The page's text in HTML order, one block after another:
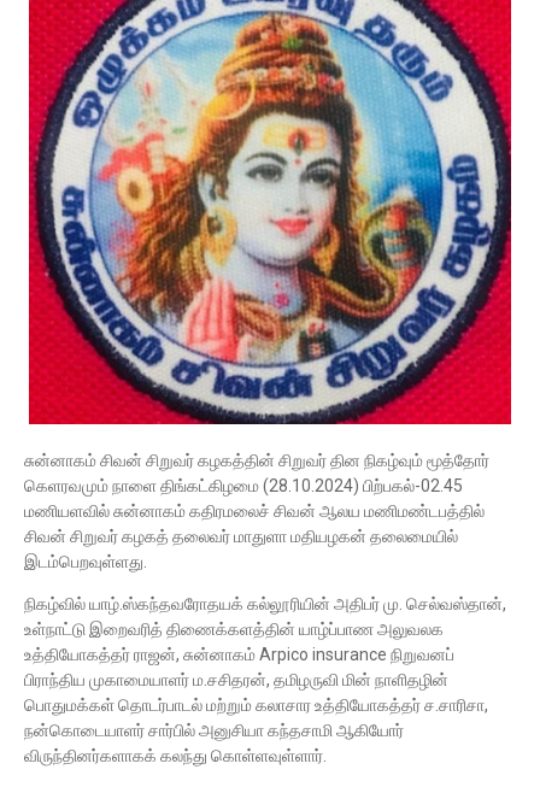
சுன்னாகம் சிவன் சிறுவர் கழகத்தின் சிறுவர் தின நிகழ்வும் மூத்தோர்
கெளரவமும் நாளை திங்கட்கிழமை (28.10.2024) பிற்பகல்-02.45
மணியளவில் சுன்னாகம் கதிரமலைச் சிவன் ஆலய மணிமண்டபத்தில்
சிவன் சிறுவர் கழகத் தலைவர் மாதுளா மதியழகன் தலைமையில்
இடம்பெறவுள்ளது.
நிகழ்வில் யாழ்.ஸ்கந்தவரோதயக் கல்லூரியின் அதிபர் மு. செல்வஸ்தான்,
உள்நாட்டு இறைவரித் திணைக்களத்தின் யாழ்ப்பாண அலுவலக
உத்தியோகத்தர் ராஜன், சுன்னாகம் Arpico insurance நிறுவனப்
பிராந்திய முகாமையாளர் ம.சசிதரன், தமிழருவி மின் நாளிதழின்
பொதுமக்கள் தொடர்பாடல் மற்றும் கலாசார உத்தியோகத்தர் ச.சாரிசா,
நன்கொடையாளர் சார்பில் அனுசியா கந்தசாமி ஆகியோர்
விருந்தினர்களாகக் கலந்து கொள்ளவுள்ளார்.